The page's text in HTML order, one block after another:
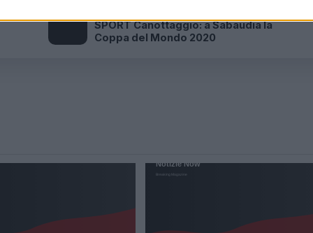
SPORT Canottaggio: a Sabaudia la
Coppa del Mondo 2020